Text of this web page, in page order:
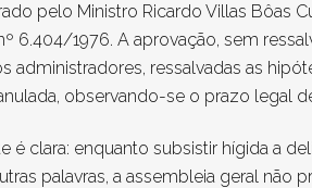
pelo Ministro Ricardo Villas Bôas
6.404/1976. A aprovação, sem
administradores, ressalvadas as
observando-se o prazo legal
é clara: enquanto subsistir hígida a
palavras, a assembleia geral